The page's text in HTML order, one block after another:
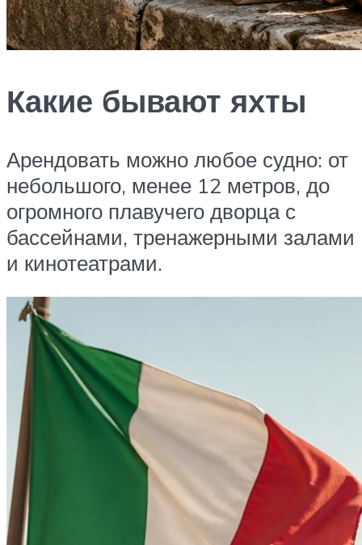
Какие бывают яхты
Арендовать можно любое судно: от
небольшого, менее 12 метров, до
огромного плавучего дворца с
бассейнами, тренажерными залами
и кинотеатрами.